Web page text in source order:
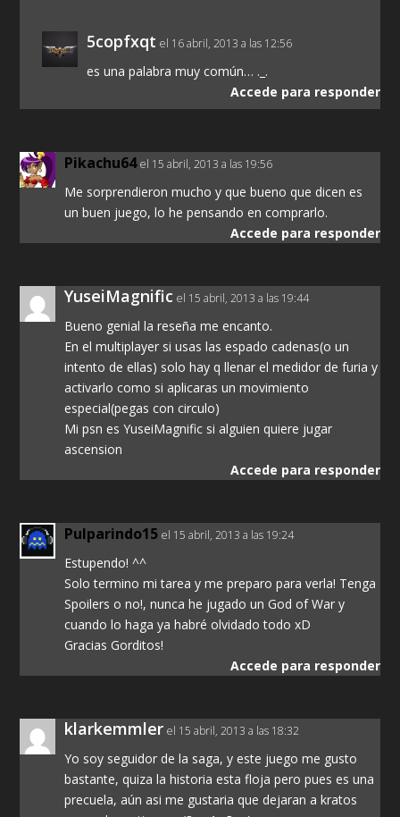
5copfxqt el 16 abril, 2013 a las 12:56
es una palabra muy común… ._.
Accede para responder
Pikachu64 el 15 abril, 2013 a las 19:56
Me sorprendieron mucho y que bueno que dicen es
un buen juego, lo he pensando en comprarlo.
Accede para responder
YuseiMagnific el 15 abril, 2013 a las 19:44
Bueno genial la reseña me encanto.
En el multiplayer si usas las espado cadenas(o un
intento de ellas) solo hay q llenar el medidor de furia y
activarlo como si aplicaras un movimiento
especial(pegas con circulo)
Mi psn es YuseiMagnific si alguien quiere jugar
ascension
Accede para responder
Pulparindo15 el 15 abril, 2013 a las 19:24
Estupendo! ^^
Solo termino mi tarea y me preparo para verla! Tenga
Spoilers o no!, nunca he jugado un God of War y
cuando lo haga ya habré olvidado todo xD
Gracias Gorditos!
Accede para responder
klarkemmler el 15 abril, 2013 a las 18:32
Yo soy seguidor de la saga, y este juego me gusto
bastante, quiza la historia esta floja pero pues es una
precuela, aún asi me gustaria que dejaran a kratos